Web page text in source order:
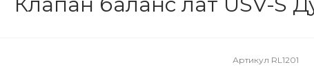
Артикул RL1201